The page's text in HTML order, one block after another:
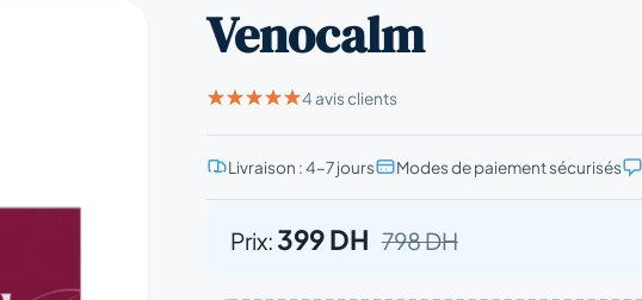
Venocalm
4 avis clients
Livraison : 4–7 jours Modes de paiement sécurisés
Prix:399 DH 798 DH